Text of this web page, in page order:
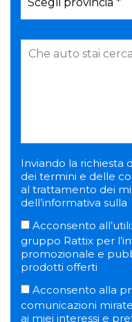
Inviando la richiesta
dei termini e delle
al trattamento dei
dell’informativa sulla
Acconsento
gruppo Rattix per
promozionale e
prodotti offerti
Acconsento alla
comunicazioni
ai miei interessi e